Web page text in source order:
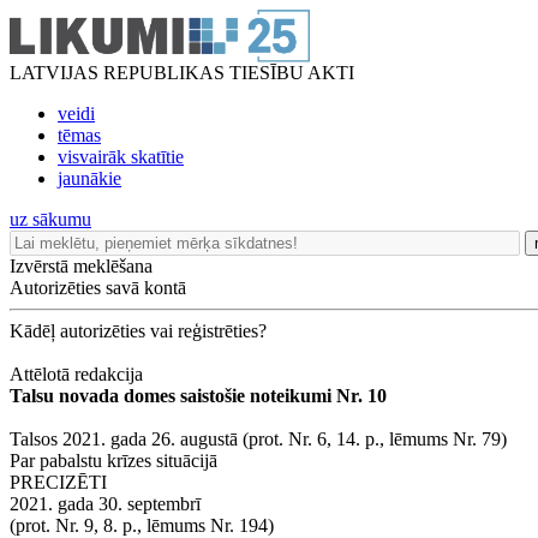
LATVIJAS REPUBLIKAS TIESĪBU AKTI
veidi
tēmas
visvairāk skatītie
jaunākie
uz sākumu
Izvērstā meklēšana
Autorizēties savā kontā
Kādēļ autorizēties vai reģistrēties?
Attēlotā redakcija
Talsu novada domes saistošie noteikumi Nr. 10
Talsos 2021. gada 26. augustā (prot. Nr. 6, 14. p., lēmums Nr. 79)
Par pabalstu krīzes situācijā
PRECIZĒTI
2021. gada 30. septembrī
(prot. Nr. 9, 8. p., lēmums Nr. 194)